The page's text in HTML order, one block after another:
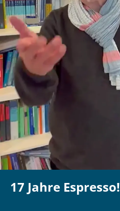
17 Jahre Espresso!